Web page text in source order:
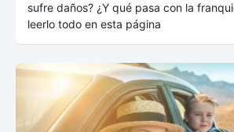
sufre daños? ¿Y qué pasa con la
leerlo todo en esta página